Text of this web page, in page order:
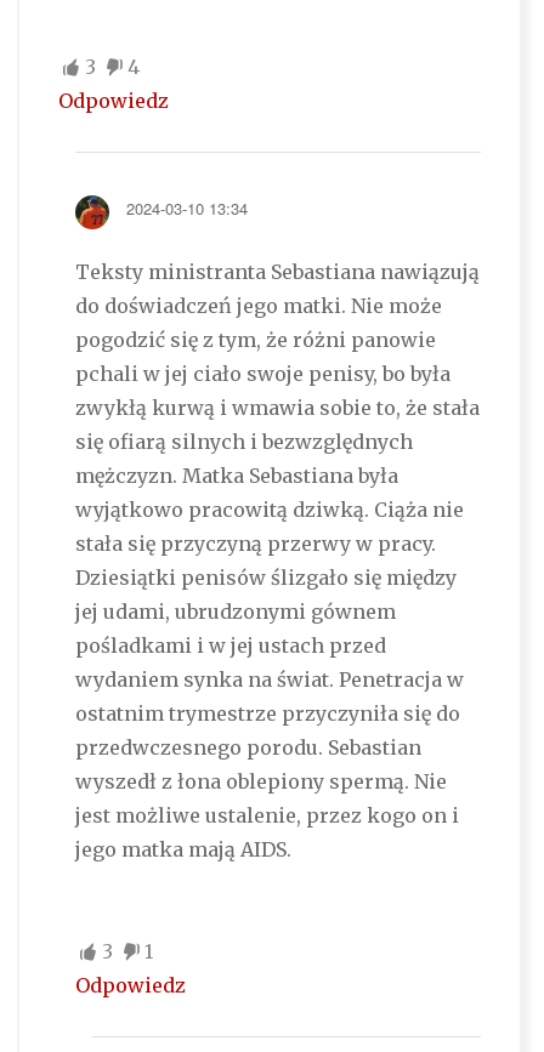
3
4
Odpowiedz
2024-03-10 13:34
Teksty ministranta Sebastiana nawiązują
do doświadczeń jego matki. Nie może
pogodzić się z tym, że różni panowie
pchali w jej ciało swoje penisy, bo była
zwykłą kurwą i wmawia sobie to, że stała
się ofiarą silnych i bezwzględnych
mężczyzn. Matka Sebastiana była
wyjątkowo pracowitą dziwką. Ciąża nie
stała się przyczyną przerwy w pracy.
Dziesiątki penisów ślizgało się między
jej udami, ubrudzonymi gównem
pośladkami i w jej ustach przed
wydaniem synka na świat. Penetracja w
ostatnim trymestrze przyczyniła się do
przedwczesnego porodu. Sebastian
wyszedł z łona oblepiony spermą. Nie
jest możliwe ustalenie, przez kogo on i
jego matka mają AIDS.
3
1
Odpowiedz